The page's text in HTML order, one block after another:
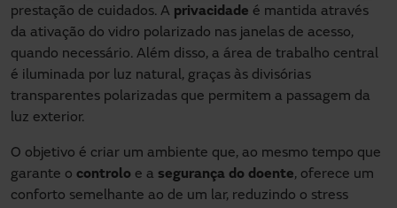
prestação de cuidados. A privacidade é mantida através
da ativação do vidro polarizado nas janelas de acesso,
quando necessário. Além disso, a área de trabalho central
é iluminada por luz natural, graças às divisórias
transparentes polarizadas que permitem a passagem da
luz exterior.
O objetivo é criar um ambiente que, ao mesmo tempo que
garante o controlo e a segurança do doente, oferece um
conforto semelhante ao de um lar, reduzindo o stress